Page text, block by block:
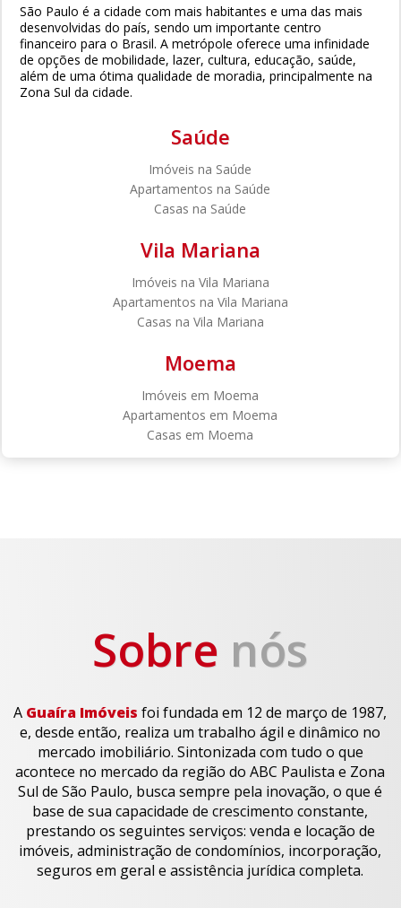
São Paulo é a cidade com mais habitantes e uma das mais
desenvolvidas do país, sendo um importante centro
financeiro para o Brasil. A metrópole oferece uma infinidade
de opções de mobilidade, lazer, cultura, educação, saúde,
além de uma ótima qualidade de moradia, principalmente na
Zona Sul da cidade.
Saúde
Imóveis na Saúde
Apartamentos na Saúde
Casas na Saúde
Vila Mariana
Imóveis na Vila Mariana
Apartamentos na Vila Mariana
Casas na Vila Mariana
Moema
Imóveis em Moema
Apartamentos em Moema
Casas em Moema
Sobre nós
A Guaíra Imóveis foi fundada em 12 de março de 1987,
e, desde então, realiza um trabalho ágil e dinâmico no
mercado imobiliário. Sintonizada com tudo o que
acontece no mercado da região do ABC Paulista e Zona
Sul de São Paulo, busca sempre pela inovação, o que é
base de sua capacidade de crescimento constante,
prestando os seguintes serviços: venda e locação de
imóveis, administração de condomínios, incorporação,
seguros em geral e assistência jurídica completa.